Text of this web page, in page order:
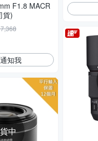
F1.8 MACR
貨)
知我
中